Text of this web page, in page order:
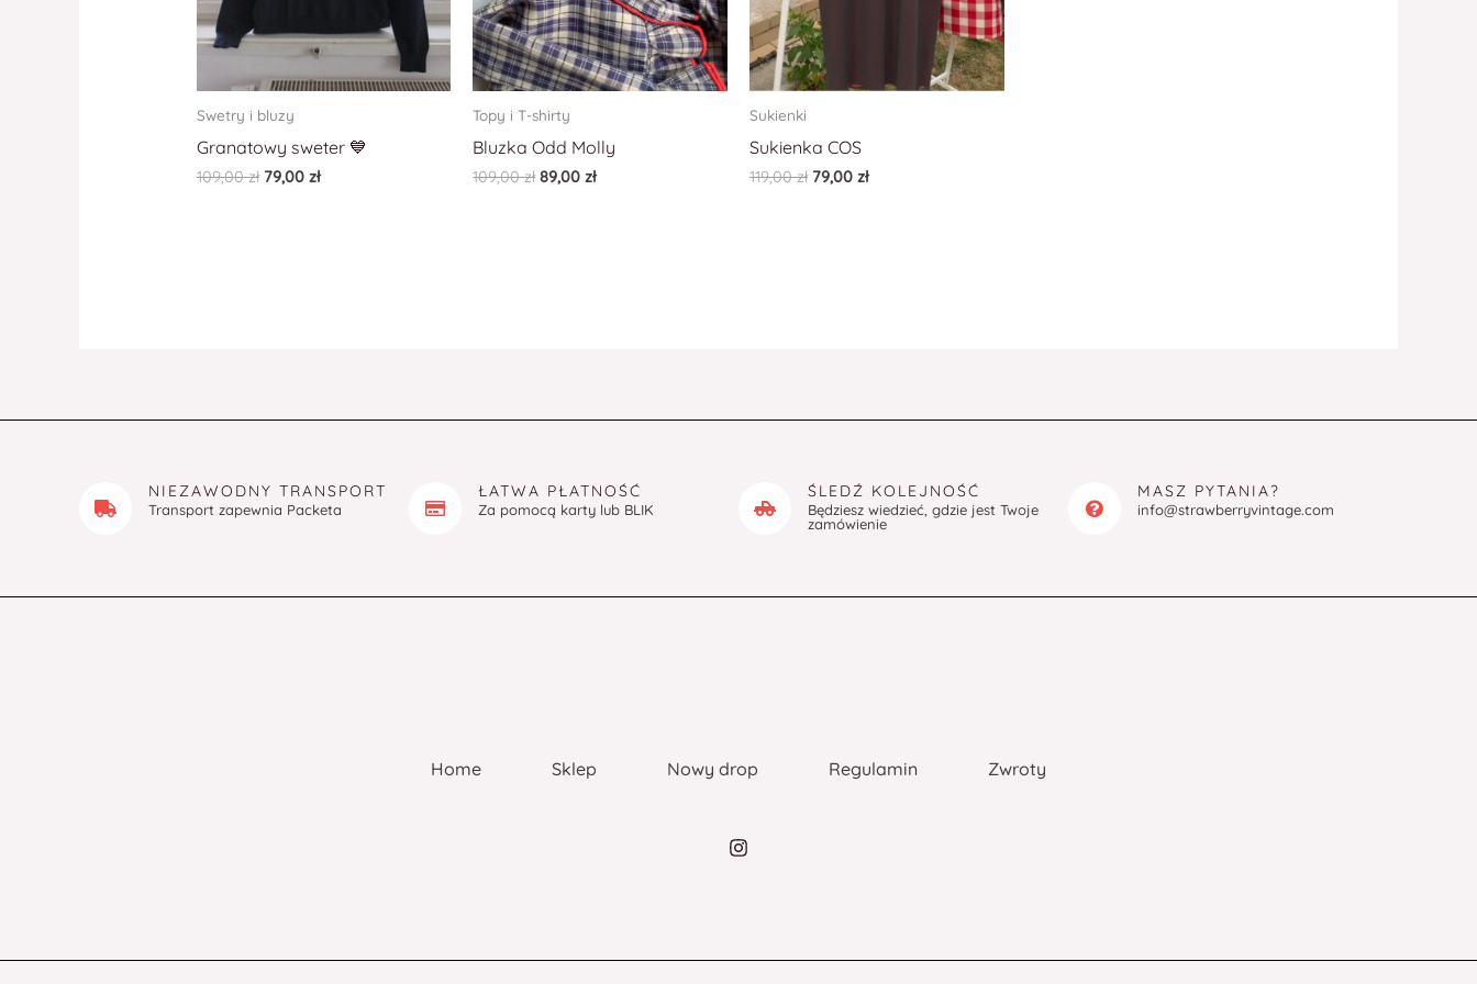
Swetry i bluzy
Granatowy sweter 💙
109,00zł 79,00 zł
Topy i T-shirty
Bluzka Odd Molly
109,00zł 89,00zł
Sukienki
Sukienka COS
119,00zł 79,00 zł
NIEZAWODNY TRANSPORT
Transport zapewnia Packeta
ŁATWA PŁATNOŚĆ
Za pomocą karty lub BLIK
ŚLEDŹ KOLEJNOŚĆ
Będziesz wiedzieć, gdzie jest Twoje
zamówienie
MASZ PYTANIA?
info@strawberryvintage.com
Home Sklep Nowy drop Regulamin Zwroty